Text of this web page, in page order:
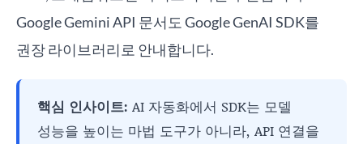
Google Gemini API 문서도 Google GenAI SDK를
권장 라이브러리로 안내합니다.
핵심 인사이트: AI 자동화에서 SDK는 모델
성능을 높이는 마법 도구가 아니라, API 연결을